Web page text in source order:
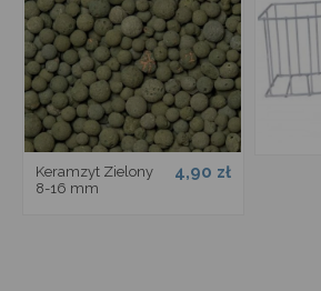
Keramzyt Zielony
8-16 mm
4,90 zł